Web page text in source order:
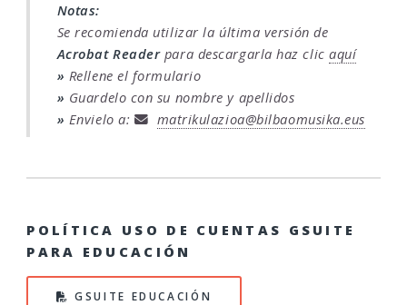
Notas:
Se recomienda utilizar la última versión de
Acrobat Readerpara descargarla haz clicaquí
» Rellene el formulario
» Guardelo con su nombre y apellidos
» Envielo a: matrikulazioa@bilbaomusika.eus
POLÍTICA USO DE CUENTAS GSUITE
PARA EDUCACIÓN
GSUITE EDUCACIÓN